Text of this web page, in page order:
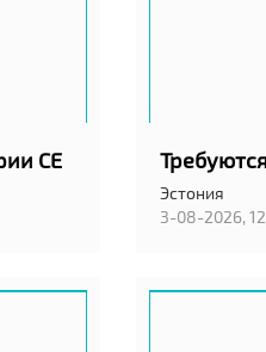
CE
Эстония
3-08-2026,